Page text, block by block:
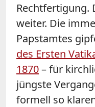
Rechtfertigung.
weiter. Die
Papstamtes
des Ersten
1870– für
jüngste
formell so